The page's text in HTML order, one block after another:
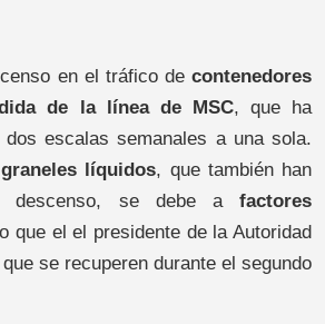
en el tráfico de contenedores
de la línea de MSC, que ha
escalas semanales a una sola.
graneles líquidos, que también han
descenso, se debe a factores
que el el presidente de la Autoridad
se recuperen durante el segundo